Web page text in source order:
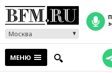
Москва
прямой
МЕНЮ